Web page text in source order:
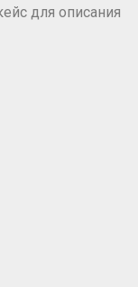
для описания